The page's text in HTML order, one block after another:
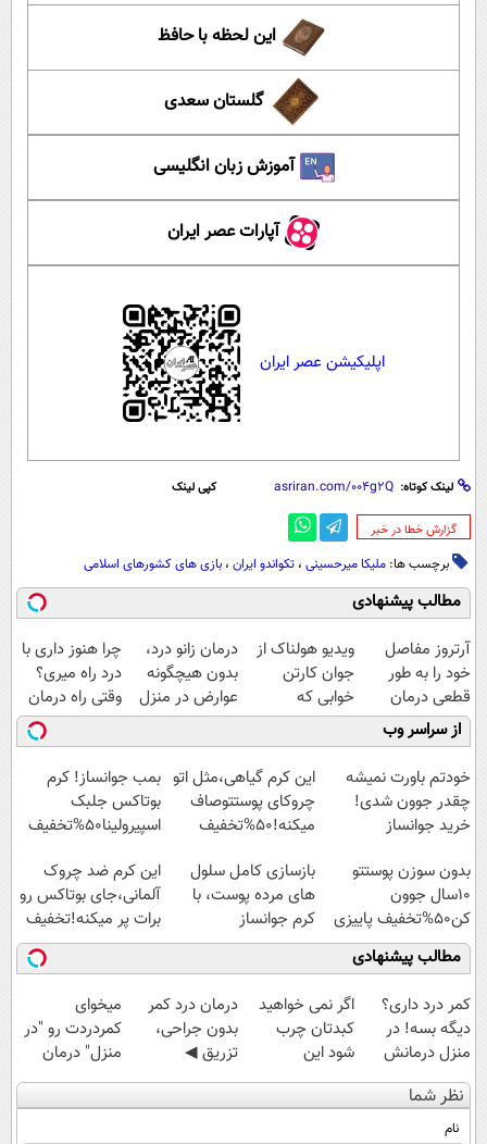
این لحظه با حافظ
گلستان سعدی
آموزش زبان انگلیسی
آپارات عصر ایران
اپلیکیشن عصر ایران
لینک کوتاه: کپی لینک
‌گزارش خطا در خبر
برچسب ها: ملیکا میرحسینی ، تکواندو ایران ، بازی های کشورهای اسلامی
مطالب پیشنهادی
آرتروز مفاصل
خود را به طور
قطعی درمان
کنید!
◗پرسش‌نامه◖
ویدیو هولناک از
جوان کارتن
خوابی که
میلیاردر شد.
آموزش رایگان
درمان زانو درد،
بدون هیچگونه
عوارض در منزل
(◂پرسش‌نامه)
چرا هنوز داری با
درد راه میری؟
وقتی راه درمان
جلو پاته!
از سراسر وب
خودتم باورت نمیشه
چقدر جوون شدی!
خرید جوانساز
ویژه
این کرم گیاهی،مثل اتو
چروکای پوستتوصاف
میکنه!50%تخفیف
بمب جوانساز! کرم
بوتاکس جلبک
اسپیرولینا50%تخفیف
بدون سوزن پوستتو
10سال جوون
کن50%تخفیف پاییزی
بازسازی کامل سلول
های مرده پوست، با
کرم جوانساز
جلبک(50% تخفیف)
این کرم ضد چروک
آلمانی،جای بوتاکس رو
برات پر میکنه!تخفیف
تا امشب
مطالب پیشنهادی
کمر درد داری؟
دیگه بسه! در
منزل درمانش
کن
(◀پرسش‌نامه)
اگر نمی خواهید
کبدتان چرب
شود این
نوشیدنی خوش
درمان درد کمر
بدون جراحی،
تزریق ◀
پرسش‌نامه رو پر
میخوای
کمردردت رو "در
منزل" درمان
کنی؟ (◂فیلم +
نظر شما
نام